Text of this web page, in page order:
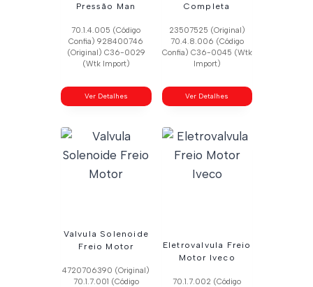
Pressão Man
70.1.4.005 (Código
Confia) 928400746
(Original) C36-0029
(Wtk Import)
Ver Detalhes
Completa
23507525 (Original)
70.4.8.006 (Código
Confia) C36-0045 (Wtk
Import)
Ver Detalhes
Valvula Solenoide
Freio Motor
4720706390 (Original)
70.1.7.001 (Código
Eletrovalvula Freio
Motor Iveco
70.1.7.002 (Código